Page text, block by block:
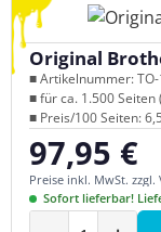
Original
■ Artikelnummer:
■ für ca. 1.500 Seiten
■ Preis/100 Seiten:
Regulärer Preis:
97,95 €
Preise inkl. MwSt. zzgl.
Sofort lieferbar!